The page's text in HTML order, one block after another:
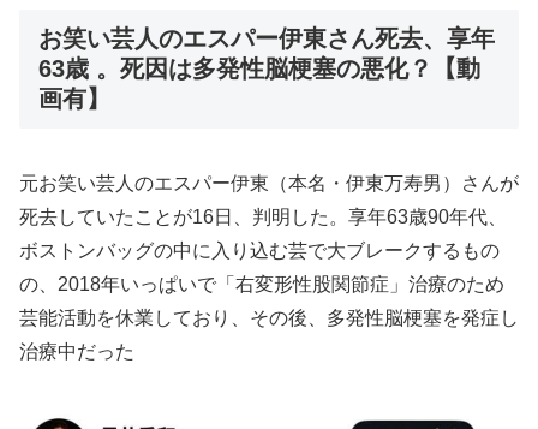
お笑い芸人のエスパー伊東さん死去、享年
63歳 。死因は多発性脳梗塞の悪化？【動
画有】
元お笑い芸人のエスパー伊東（本名・伊東万寿男）さんが
死去していたことが16日、判明した。享年63歳90年代、
ボストンバッグの中に入り込む芸で大ブレークするもの
の、2018年いっぱいで「右変形性股関節症」治療のため
芸能活動を休業しており、その後、多発性脳梗塞を発症し
治療中だった